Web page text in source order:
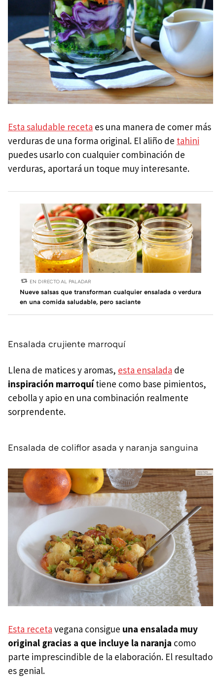
Esta saludable receta es una manera de comer más
verduras de una forma original. El aliño de tahini
puedes usarlo con cualquier combinación de
verduras, aportará un toque muy interesante.
EN DIRECTO AL PALADAR
Nueve salsas que transforman cualquier ensalada o verdura
en una comida saludable, pero saciante
Ensalada crujiente marroquí
Llena de matices y aromas, esta ensalada de
inspiración marroquítiene como base pimientos,
cebolla y apio en una combinación realmente
sorprendente.
Ensalada de coliflor asada y naranja sanguina
Esta receta vegana consigue una ensalada muy
original gracias a que incluye la naranja como
parte imprescindible de la elaboración. El resultado
es genial.